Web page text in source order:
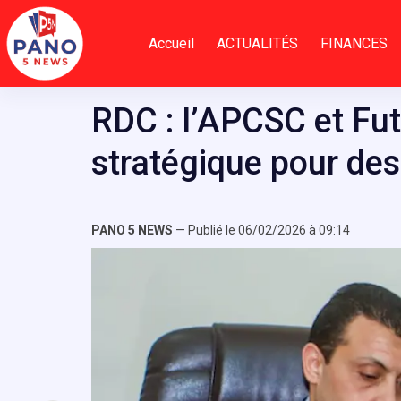
Passer
au
contenu
Accueil ACTUALITÉS FINANCES
RDC : l’APCSC et
stratégique pour
PANO 5 NEWS — Publié le 06/02/2026 à 09:14